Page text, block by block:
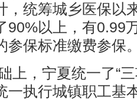
，统筹城乡医保以
90%以上，有0.99
参保标准缴费参保
上，宁夏统一了“
一执行城镇职工基